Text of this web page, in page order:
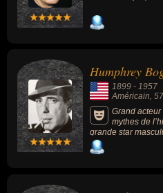
Humphrey
1899 - 1957
Américain,
Grand
mythes de
grande star
temps selon l'AFI,
pour son rôle dans